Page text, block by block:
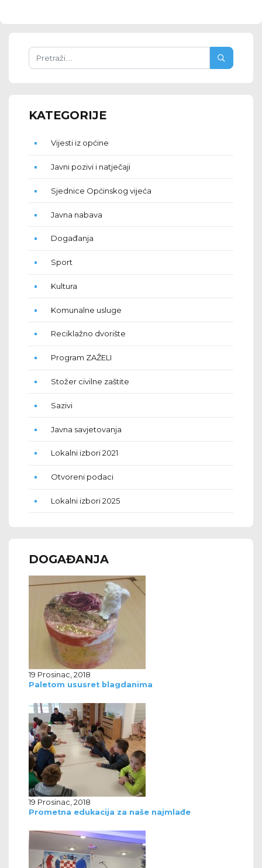
KATEGORIJE
Vijesti iz općine
Javni pozivi i natječaji
Sjednice Općinskog vijeća
Javna nabava
Događanja
Sport
Kultura
Komunalne usluge
Reciklažno dvorište
Program ZAŽELI
Stožer civilne zaštite
Sazivi
Javna savjetovanja
Lokalni izbori 2021
Otvoreni podaci
Lokalni izbori 2025
DOGAĐANJA
19 Prosinac, 2018
Paletom ususret blagdanima
19 Prosinac, 2018
Prometna edukacija za naše najmlađe